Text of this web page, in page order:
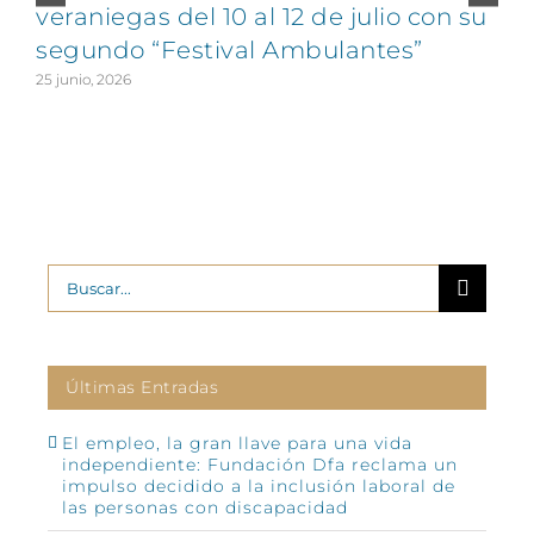
veraniegas del 10 al 12 de julio con su
segundo “Festival Ambulantes”
25 junio, 2026
Buscar:
Últimas Entradas
El empleo, la gran llave para una vida
independiente: Fundación Dfa reclama un
impulso decidido a la inclusión laboral de
las personas con discapacidad